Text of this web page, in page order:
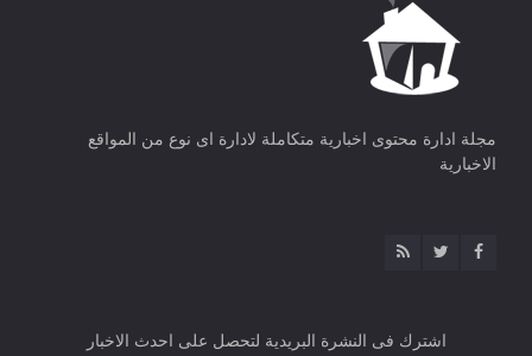
مجلة ادارة محتوى اخبارية متكاملة لادارة اى نوع من المواقع
الاخبارية
اشترك فى النشرة البريدية لتحصل على احدث الاخبار